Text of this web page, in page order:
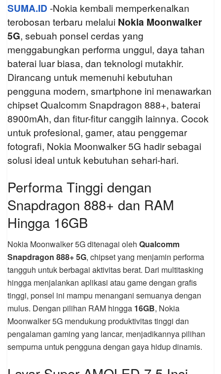
SUMA.ID -Nokia kembali memperkenalkan
terobosan terbaru melalui Nokia Moonwalker
5G, sebuah ponsel cerdas yang
menggabungkan performa unggul, daya tahan
baterai luar biasa, dan teknologi mutakhir.
Dirancang untuk memenuhi kebutuhan
pengguna modern, smartphone ini menawarkan
chipset Qualcomm Snapdragon 888+, baterai
8900mAh, dan fitur-fitur canggih lainnya. Cocok
untuk profesional, gamer, atau penggemar
fotografi, Nokia Moonwalker 5G hadir sebagai
solusi ideal untuk kebutuhan sehari-hari.
Performa Tinggi dengan
Snapdragon 888+ dan RAM
Hingga 16GB
Nokia Moonwalker 5G ditenagai oleh Qualcomm
Snapdragon 888+ 5G, chipset yang menjamin performa
tangguh untuk berbagai aktivitas berat. Dari multitasking
hingga menjalankan aplikasi atau game dengan grafis
tinggi, ponsel ini mampu menangani semuanya dengan
mulus. Dengan pilihan RAM hingga 16GB, Nokia
Moonwalker 5G mendukung produktivitas tinggi dan
pengalaman gaming yang lancar, menjadikannya pilihan
sempurna untuk pengguna dengan gaya hidup dinamis.